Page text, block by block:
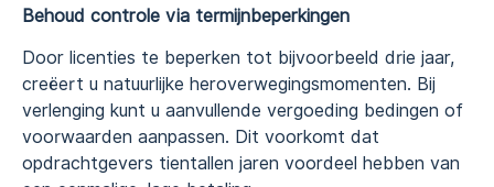
Behoud controle via termijnbeperkingen
Door licenties te beperken tot bijvoorbeeld drie jaar,
creëert u natuurlijke heroverwegingsmomenten. Bij
verlenging kunt u aanvullende vergoeding bedingen of
voorwaarden aanpassen. Dit voorkomt dat
opdrachtgevers tientallen jaren voordeel hebben van